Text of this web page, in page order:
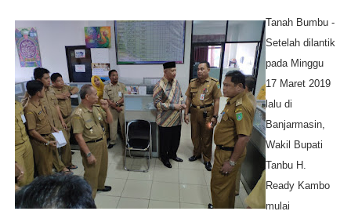
Tanah Bumbu -
Setelah dilantik
pada Minggu
17 Maret 2019
lalu di
Banjarmasin,
Wakil Bupati
Tanbu H.
Ready Kambo
mulai